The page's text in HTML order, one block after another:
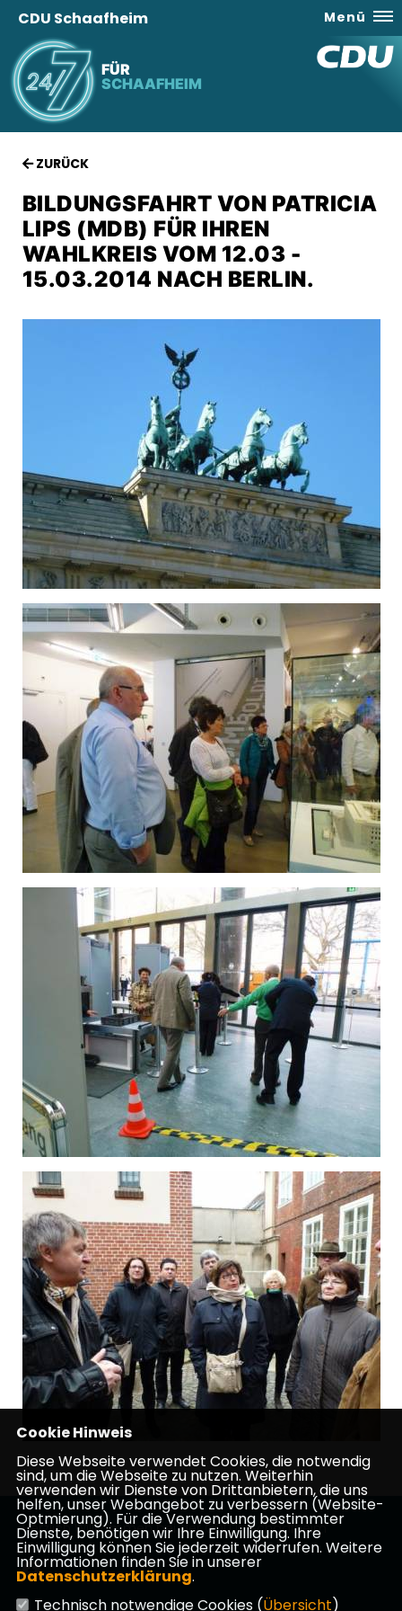
FÜR
SCHAAFHEIM
CDU Schaafheim Menü
ZURÜCK
BILDUNGSFAHRT VON PATRICIA
LIPS (MDB) FÜR IHREN
WAHLKREIS VOM 12.03 -
15.03.2014 NACH BERLIN.
Herzlich Willkommen bei der CDU in Schaafheim
Cookie Hinweis
Diese Webseite verwendet Cookies, die notwendig
sind, um die Webseite zu nutzen. Weiterhin
verwenden wir Dienste von Drittanbietern, die uns
helfen, unser Webangebot zu verbessern (Website-
Optmierung). Für die Verwendung bestimmter
Dienste, benötigen wir Ihre Einwilligung. Ihre
Einwilligung können Sie jederzeit widerrufen. Weitere
Informationen finden Sie in unserer
Datenschutzerklärung.
Technisch notwendige Cookies (Übersicht)